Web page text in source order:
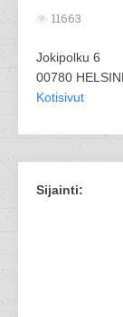
11663
Jokipolku 6
00780
Kotisivut
Sijainti: